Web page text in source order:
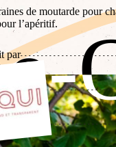
de moutarde pour
l’apéritif.
par